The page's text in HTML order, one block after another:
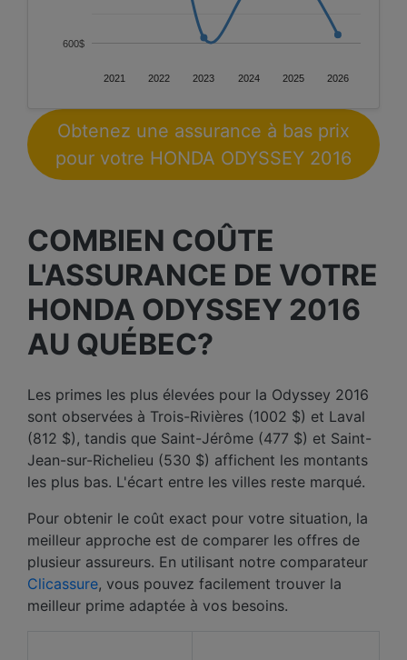
2021 2022 2023 2024 2025 2026
600$
Obtenez une assurance à bas prix
pour votre HONDA ODYSSEY 2016
COMBIEN COÛTE
L'ASSURANCE DE VOTRE
HONDA ODYSSEY 2016
AU QUÉBEC?
Les primes les plus élevées pour la Odyssey 2016
sont observées à Trois-Rivières (1002 $) et Laval
(812 $), tandis que Saint-Jérôme (477 $) et Saint-
Jean-sur-Richelieu (530 $) affichent les montants
les plus bas. L'écart entre les villes reste marqué.
Pour obtenir le coût exact pour votre situation, la
meilleur approche est de comparer les offres de
plusieur assureurs. En utilisant notre comparateur
Clicassure, vous pouvez facilement trouver la
meilleur prime adaptée à vos besoins.